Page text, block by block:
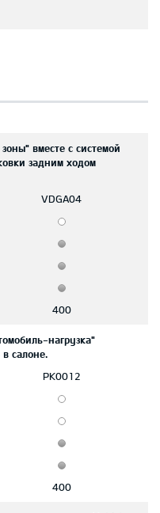
вместе с системой
задним ходом
VDGA04
400
нагрузка"
салоне.
PK0012
400